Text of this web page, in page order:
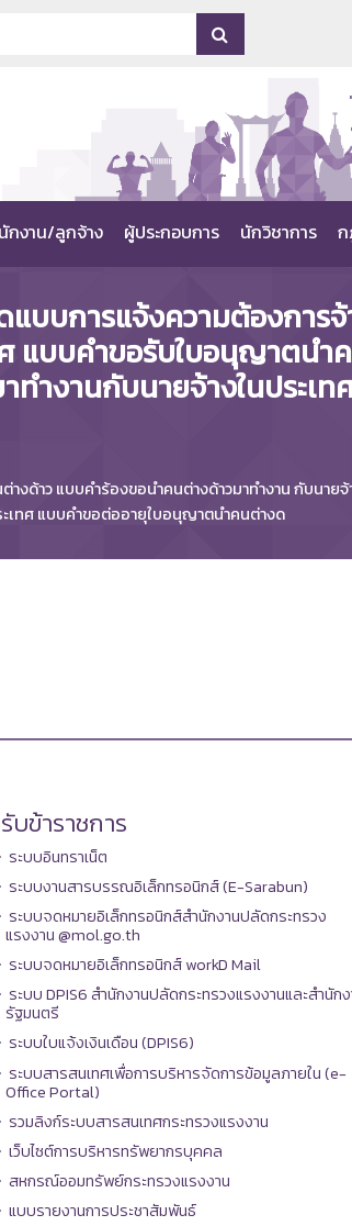
กงาน/ลูกจ้าง ผู้ประกอบการ นักวิชาการ ก
แบบการแจ้งความต้องกา
แบบคำขอรับใบอนุญาตน
ำงานกับนายจ้างในประ
งด้าว แบบคำร้องขอนำคนต่างด้าวมาทำงาน กับนา
เทศ แบบคำขอต่ออายุใบอนุญาตนำคนต่างด
บข้าราชการ
ระบบอินทราเน็ต
ระบบงานสารบรรณอิเล็กทรอนิกส์ (E-Sarabun)
ระบบจดหมายอิเล็กทรอนิกส์สำนักงานปลัดกระทรวง
แรงงาน @mol.go.th
ระบบจดหมายอิเล็กทรอนิกส์ workD Mail
ระบบ DPIS6 สำนักงานปลัดกระทรวงแรงงานและสำนัก
รัฐมนตรี
ระบบใบแจ้งเงินเดือน (DPIS6)
ระบบสารสนเทศเพื่อการบริหารจัดการข้อมูลภายใน (e-
Office Portal)
รวมลิงก์ระบบสารสนเทศกระทรวงแรงงาน
เว็บไซต์การบริหารทรัพยากรบุคคล
สหกรณ์ออมทรัพย์กระทรวงแรงงาน
แบบรายงานการประชาสัมพันธ์